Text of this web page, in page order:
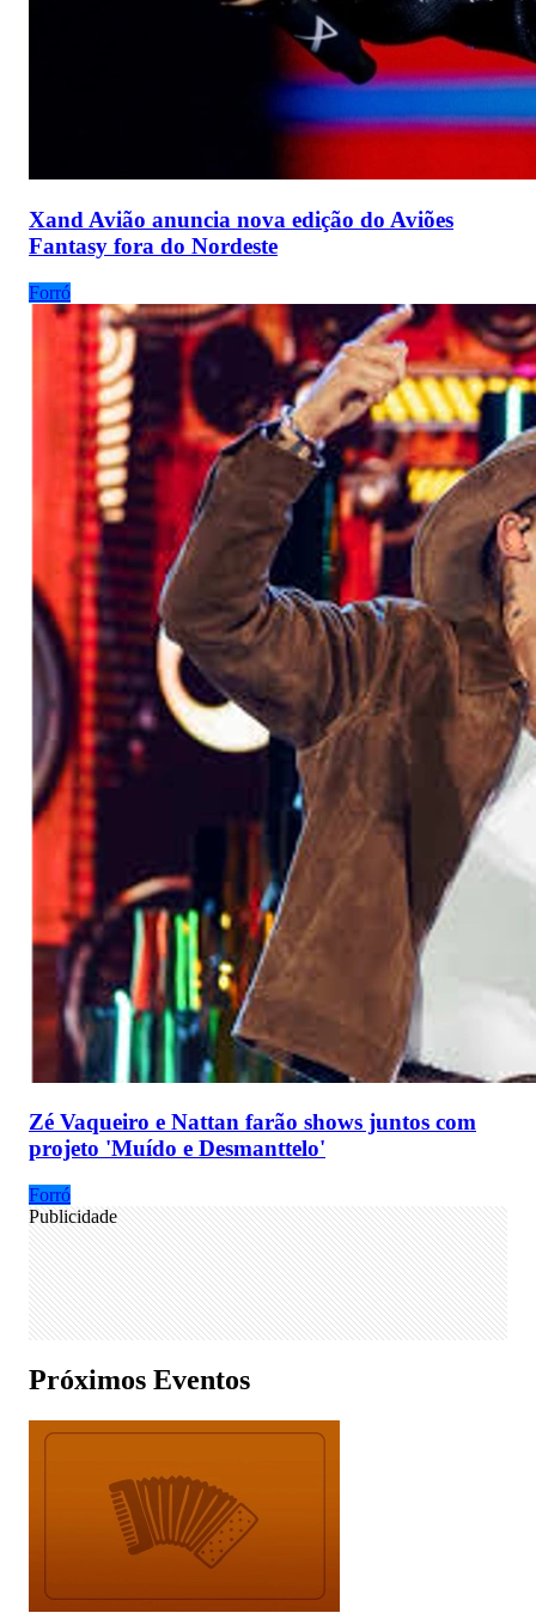
Xand Avião anuncia nova edição do Aviões
Fantasy fora do Nordeste
Forró
Zé Vaqueiro e Nattan farão shows juntos com
projeto 'Muído e Desmanttelo'
Forró
Publicidade
Próximos Eventos